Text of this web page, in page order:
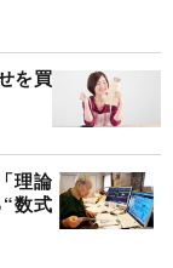
を買
理論
数式